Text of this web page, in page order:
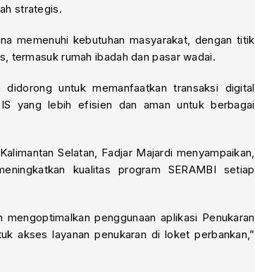
strategis.
memenuhi kebutuhan masyarakat, dengan titik
termasuk rumah ibadah dan pasar wadai.
untuk memanfaatkan transaksi digital
yang lebih efisien dan aman untuk berbagai
Selatan, Fadjar Majardi menyampaikan,
kualitas program SERAMBI setiap
penggunaan aplikasi Penukaran
akses layanan penukaran di loket perbankan,”